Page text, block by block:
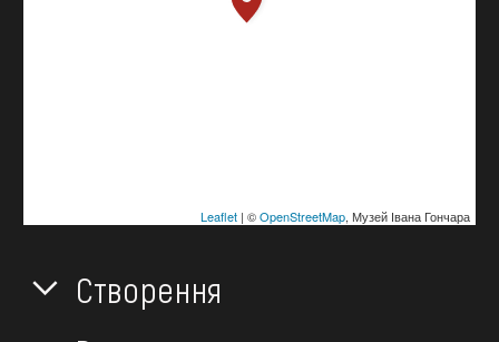
Leaflet| ©OpenStreetMap, Музей Івана Гончара
Створення